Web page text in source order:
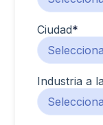
Ciudad*
Industria a